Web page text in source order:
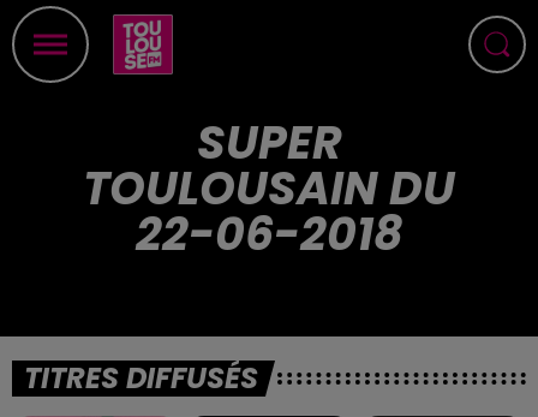
SUPER
TOULOUSAIN DU
22-06-2018
TITRES DIFFUSÉS